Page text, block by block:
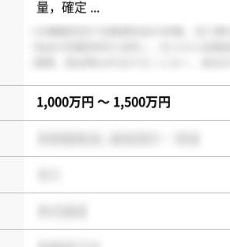
量，確定
1,000万円 〜 1,500万円